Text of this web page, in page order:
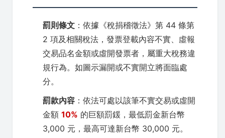
罰則條文 ：依據《稅捐稽徵法》第 44 條第
2 項及相關稅法，發票登載內容不實、虛報
交易品名金額或虛開發票者，屬重大稅務違
規行為。如圖示漏開或不實開立將面臨處
分。
罰款內容 ：依法可處以該筆不實交易或虛開
金額 10% 的巨額罰鍰，最低罰金新台幣
3,000 元，最高可達新台幣 30,000 元。